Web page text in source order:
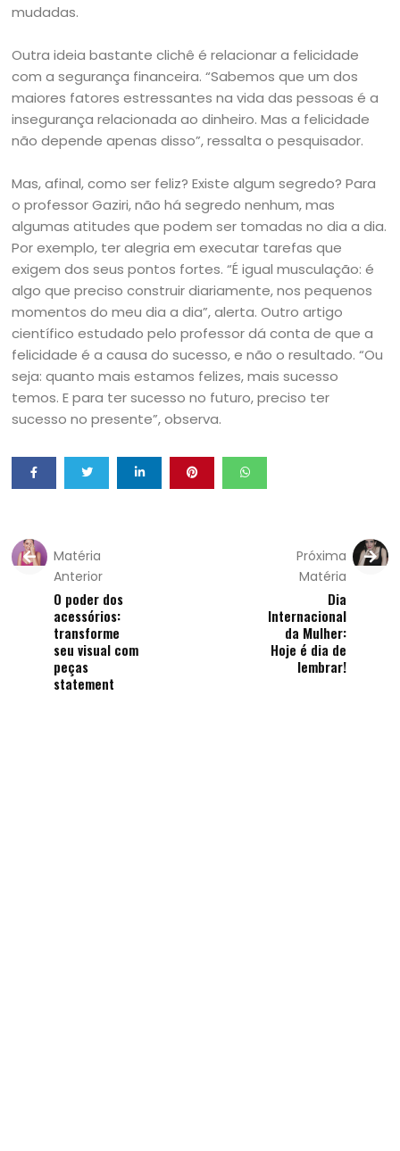
mudadas.
Outra ideia bastante clichê é relacionar a felicidade
com a segurança financeira. “Sabemos que um dos
maiores fatores estressantes na vida das pessoas é a
insegurança relacionada ao dinheiro. Mas a felicidade
não depende apenas disso”, ressalta o pesquisador.
Mas, afinal, como ser feliz? Existe algum segredo? Para
o professor Gaziri, não há segredo nenhum, mas
algumas atitudes que podem ser tomadas no dia a dia.
Por exemplo, ter alegria em executar tarefas que
exigem dos seus pontos fortes. “É igual musculação: é
algo que preciso construir diariamente, nos pequenos
momentos do meu dia a dia”, alerta. Outro artigo
científico estudado pelo professor dá conta de que a
felicidade é a causa do sucesso, e não o resultado. “Ou
seja: quanto mais estamos felizes, mais sucesso
temos. E para ter sucesso no futuro, preciso ter
sucesso no presente”, observa.
Matéria
Anterior
O poder dos
acessórios:
transforme
seu visual com
peças
statement
Próxima
Matéria
Dia
Internacional
da Mulher:
Hoje é dia de
lembrar!